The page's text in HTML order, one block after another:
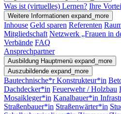
Was ist (virtuelles) Lernen? Ihre
Weitere Informationen expand_more
Inhouse Geld sparen Referenten
Mitgliedschaft Netzwerk „Frauen in
Verbände FAQ
Ansprechpartner
Ausbildung Hauptmenü expand_more
Auszubildende expand_more
Bautechnische*r Konstrukteur*in
Dachdecker*in Feuerwehr / Holzbau
Mosaikleger*in Kanalbauer*in
Straßenbauer*in Straßenwärter*in